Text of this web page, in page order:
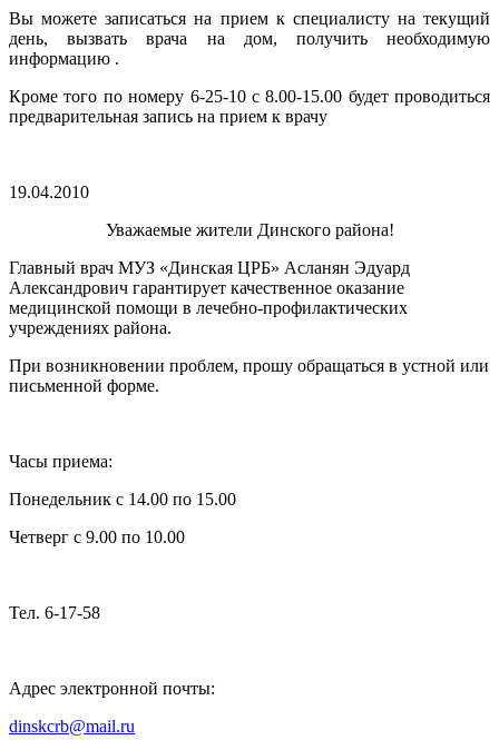
Вы можете записаться на прием к специалисту на текущий
день, вызвать врача на дом, получить необходимую
информацию .
Кроме того по номеру 6-25-10 с 8.00-15.00 будет проводиться
предварительная запись на прием к врачу
19.04.2010
Уважаемые жители Динского района!
Главный врач МУЗ «Динская ЦРБ» Асланян Эдуард
Александрович гарантирует качественное оказание
медицинской помощи в лечебно-профилактических
учреждениях района.
При возникновении проблем, прошу обращаться в устной или
письменной форме.
Часы приема:
Понедельник с 14.00 по 15.00
Четверг с 9.00 по 10.00
Тел. 6-17-58
Адрес электронной почты:
dinskcrb@mail.ru